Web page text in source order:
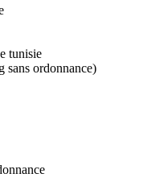
tunisie
sans ordonnance)